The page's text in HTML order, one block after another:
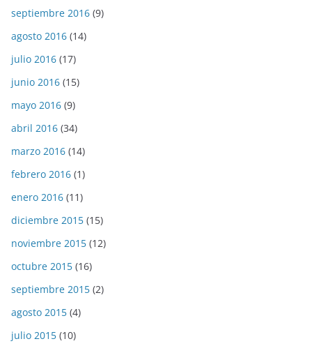
septiembre 2016 (9)
agosto 2016 (14)
julio 2016 (17)
junio 2016 (15)
mayo 2016 (9)
abril 2016 (34)
marzo 2016 (14)
febrero 2016 (1)
enero 2016 (11)
diciembre 2015 (15)
noviembre 2015 (12)
octubre 2015 (16)
septiembre 2015 (2)
agosto 2015 (4)
julio 2015 (10)